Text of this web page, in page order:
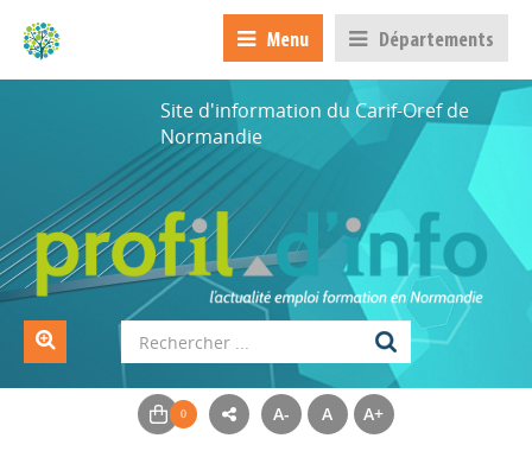
Menu Départements
Site d'information du Carif-Oref de
Normandie
A- A A+